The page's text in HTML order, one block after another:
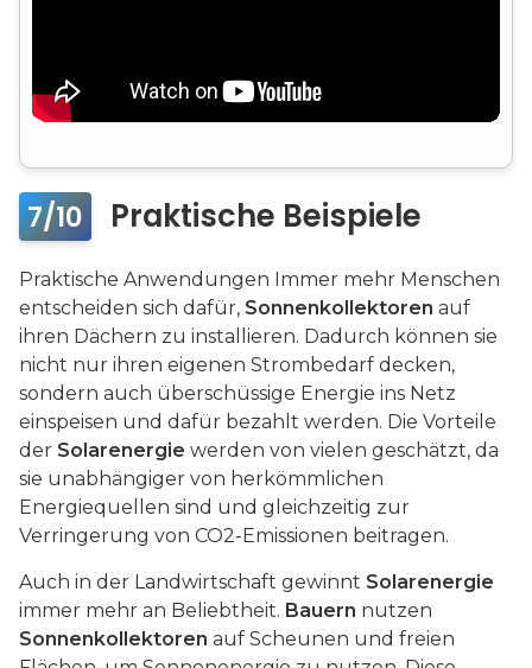
7/10 Praktische Beispiele
Praktische Anwendungen Immer mehr Menschen
entscheiden sich dafür, Sonnenkollektoren auf
ihren Dächern zu installieren. Dadurch können sie
nicht nur ihren eigenen Strombedarf decken,
sondern auch überschüssige Energie ins Netz
einspeisen und dafür bezahlt werden. Die Vorteile
der Solarenergie werden von vielen geschätzt, da
sie unabhängiger von herkömmlichen
Energiequellen sind und gleichzeitig zur
Verringerung von CO2-Emissionen beitragen.
Auch in der Landwirtschaft gewinnt Solarenergie
immer mehr an Beliebtheit. Bauern nutzen
Sonnenkollektoren auf Scheunen und freien